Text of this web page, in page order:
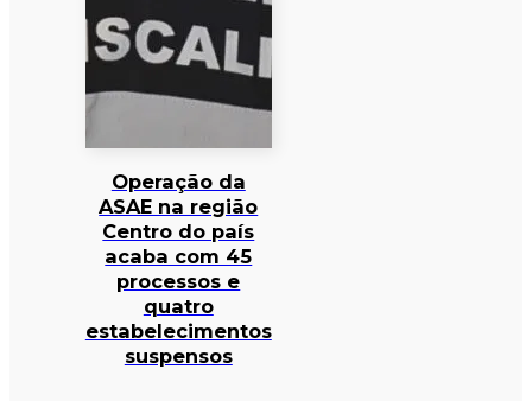
Operação da
ASAE na região
Centro do país
acaba com 45
processos e
quatro
estabelecimentos
suspensos